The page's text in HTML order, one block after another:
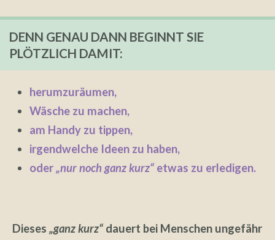
DENN GENAU DANN BEGINNT SIE
PLÖTZLICH DAMIT:
herumzuräumen,
Wäsche zu machen,
am Handy zu tippen,
irgendwelche Ideen zu haben,
oder„nur noch ganz kurz“etwas zu erledigen.
Dieses „ganz kurz“ dauert bei Menschen ungefähr